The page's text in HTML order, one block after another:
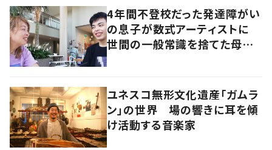
4年間不登校だった発達障がい
の息子が数式アーティストに
世間の一般常識を捨てた母子
ユネスコ無形文化遺産「ガムラ
ン」の世界 場の響きに耳を傾
け活動する音楽家